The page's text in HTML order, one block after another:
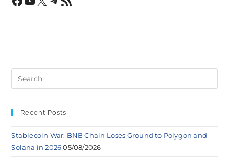
Recent Posts
Stablecoin War: BNB Chain Loses Ground to Polygon and
Solana in 2026 05/08/2026